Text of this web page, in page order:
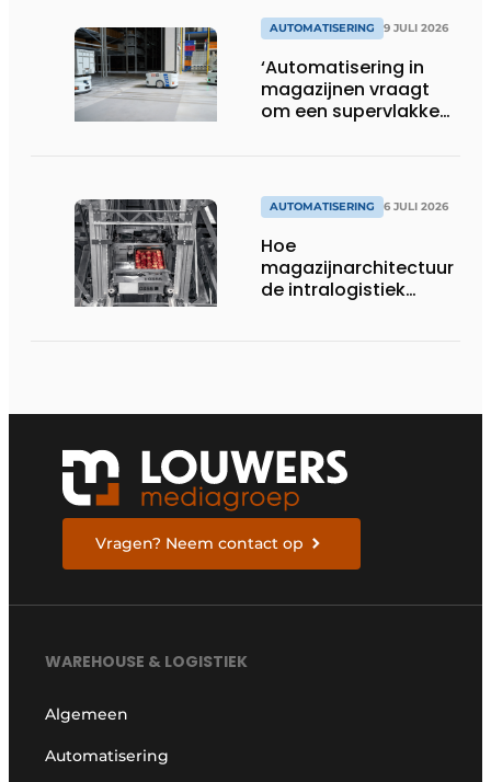
AUTOMATISERING 9 JULI 2026
‘Automatisering in
magazijnen vraagt
om een supervlakke
AUTOMATISERING 6 JULI 2026
Hoe
magazijnarchitectuur
de intralogistiek
Vragen? Neem contact op
WAREHOUSE & LOGISTIEK
Algemeen
Automatisering